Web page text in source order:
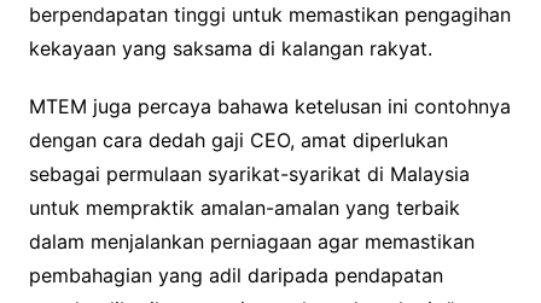
berpendapatan tinggi untuk memastikan pengagihan
kekayaan yang saksama di kalangan rakyat.
MTEM juga percaya bahawa ketelusan ini contohnya
dengan cara dedah gaji CEO, amat diperlukan
sebagai permulaan syarikat-syarikat di Malaysia
untuk mempraktik amalan-amalan yang terbaik
dalam menjalankan perniagaan agar memastikan
pembahagian yang adil daripada pendapatan